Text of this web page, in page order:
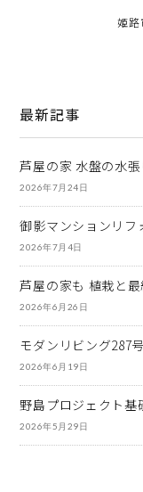
姫
最新記事
芦屋の家 水盤の水
2026年7月24日
御影マンションリフ
2026年7月4日
芦屋の家も 植栽と
2026年6月26日
モダンリビング287
2026年6月19日
野島プロジェクト基
2026年5月29日